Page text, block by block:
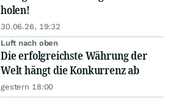
holen!
30.06.26, 19:32
Luft nach oben
Die erfolgreichste Währung der
Welt hängt die Konkurrenz ab
gestern 18:00